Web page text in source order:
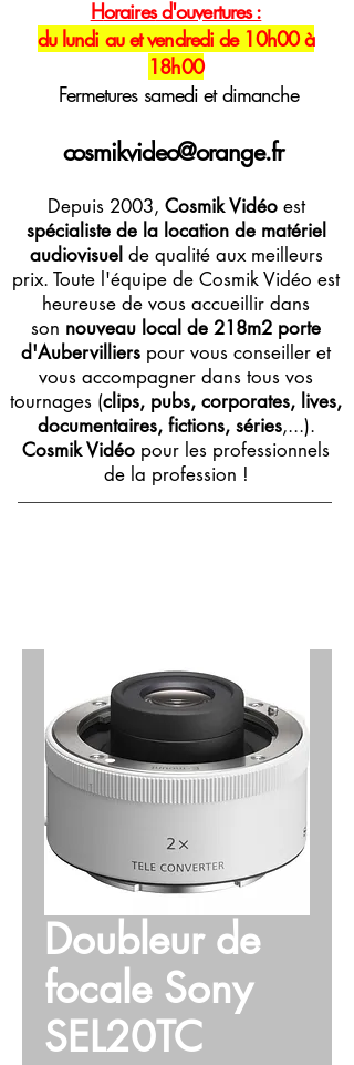
Horairesd'ouvertures :
du lundi au et vendredi de 10h00 à
18h00
Fermetures samedi et dimanche
cosmikvideo@orange.fr
Depuis 2003, Cosmik Vidéoest
spécialiste de la location de matériel
audiovisuel de qualité aux meilleurs
prix. Toute l'équipe de Cosmik Vidéo est
heureuse de vous accueillir dans
son nouveau local de 218m2 porte
d'Aubervilliers pour vous conseiller et
vous accompagner dans tous vos
tournages (clips, pubs, corporates, lives,
documentaires, fictions, séries,...).
Cosmik Vidéo pour les professionnels
de la profession !
Doubleur de
focale Sony
SEL20TC